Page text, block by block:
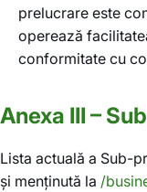
prelucrare este
operează
conformitate cu
Anexa III –
Lista actuală a Sub-
și menținută la /